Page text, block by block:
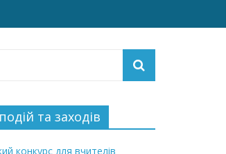
та заходів
конкурс для вчителів